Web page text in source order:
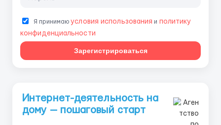
Я принимаюусловия использования и политику
конфиденциальности
Зарегистрироваться
Интернет-деятельность на
дому — пошаговый старт